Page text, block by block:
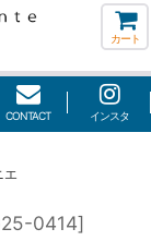
カート
CONTACT インスタ
エ
0414]